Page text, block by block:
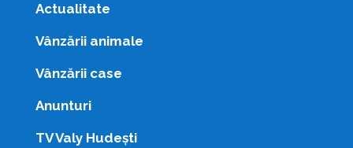
Actualitate
Vânzării animale
Vânzării case
Anunturi
TV Valy Hudești